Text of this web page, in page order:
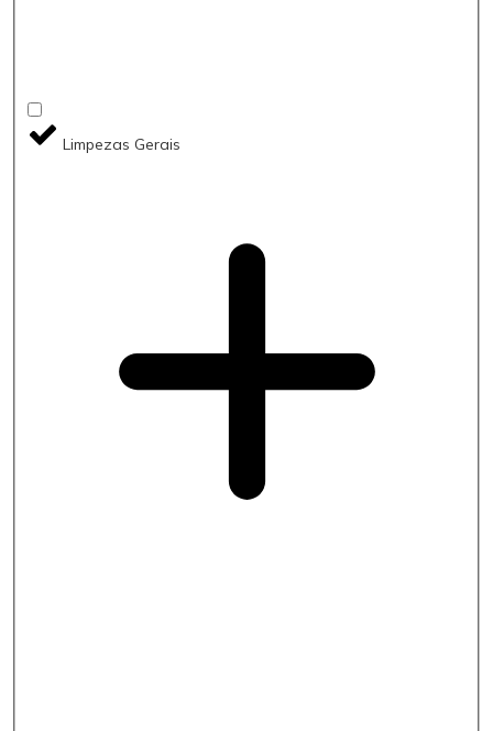
Limpezas Gerais